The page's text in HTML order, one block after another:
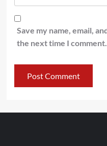
Save my name, email,
the next time I comment.